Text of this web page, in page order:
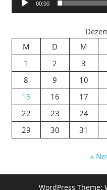
00:00
M
D M
1
2 3
8
9 10
15
16 17
22
23 24
29
30 31
«
WordPress Theme: